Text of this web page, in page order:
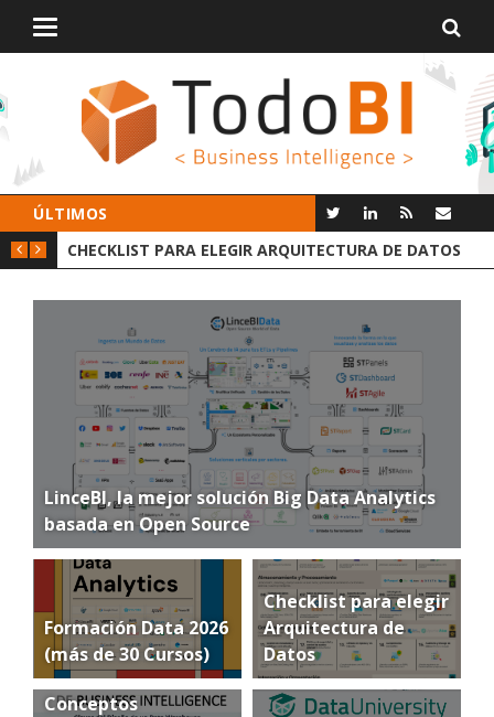
Alternar
ÚLTIMOS
DE DATOS
GROOT AI LINCEBI: LA NUEVA PLATAFORMA
LinceBI, la mejor solución Big Data Analytics
basada en Open Source
Formación Data 2026
(más de 30 Cursos)
Checklist para elegir
Arquitectura de
Datos
Conceptos